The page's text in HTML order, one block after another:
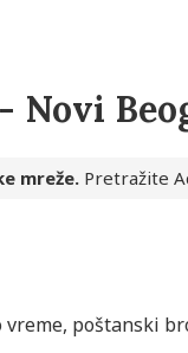
Novi
mreže. Pretražite